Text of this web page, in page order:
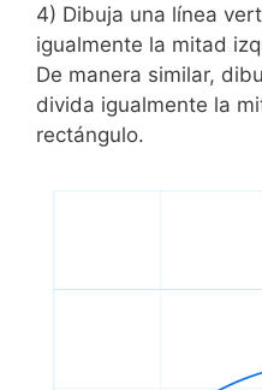
4) Dibuja una línea
igualmente la mitad
De manera similar,
divida igualmente la
rectángulo.